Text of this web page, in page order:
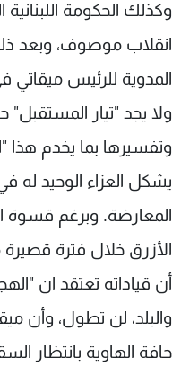
وكذلك الحكومة
انقلاب موصوف، وبعد
المدوية للرئيس ميقاتي في
ولا يجد "تيار المستقبل"
وتفسيرها بما يخدم هذا
يشكل العزاء الوحيد
المعارضة. وبرغم قسوة
الأزرق خلال فترة قصيرة
أن قياداته تعتقد ان
والبلد، لن تطول، وأن
حافة الهاوية بانتظار
عن MTV
الإنـتـاج
لاعلاناتكم